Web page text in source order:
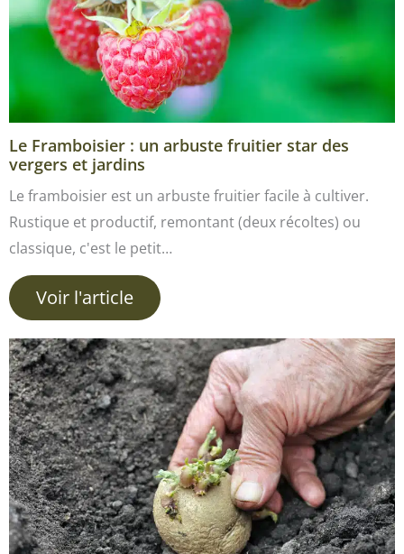
Le Framboisier : un arbuste fruitier star des
vergers et jardins
Le framboisier est un arbuste fruitier facile à cultiver.
Rustique et productif, remontant (deux récoltes) ou
classique, c'est le petit…
Voir l'article